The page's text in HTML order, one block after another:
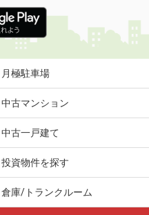
月極駐車場
中古マンション
中古一戸建て
投資物件を探す
倉庫/トランクルーム